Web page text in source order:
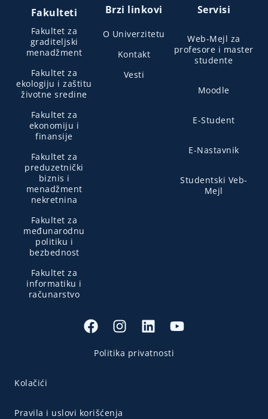
Fakulteti
Fakultet za
graditeljski
menadžment
Fakultet za
ekologiju i zaštitu
životne sredine
Fakultet za
ekonomiju i
finansije
Fakultet za
preduzetnički
biznis i
menadžment
nekretnina
Fakultet za
međunarodnu
politiku i
bezbednost
Fakultet za
informatiku i
računarstvo
Brzi linkovi
O Univerzitetu
Kontakt
Vesti
Servisi
Web-Mejl za
profesore i master
studente
Moodle
E-Student
E-Nastavnik
Studentski Veb-
Mejl
Politika privatnosti
Kolačići
Pravila i uslovi korišćenja